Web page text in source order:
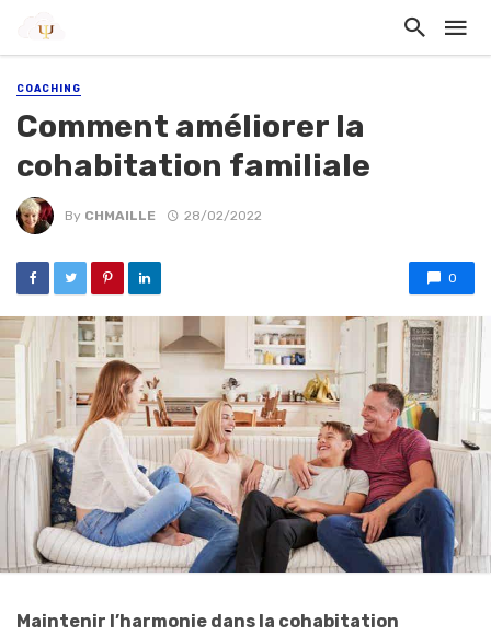
COACHING
Comment améliorer la
cohabitation familiale
By CHMAILLE 28/02/2022
0
Maintenir l’harmonie dans la cohabitation